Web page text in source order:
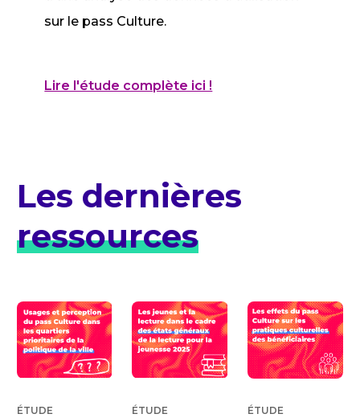
sur le pass Culture.
Lire l'étude complète ici !
Les dernières
ressources
ÉTUDE
ÉTUDE
ÉTUDE